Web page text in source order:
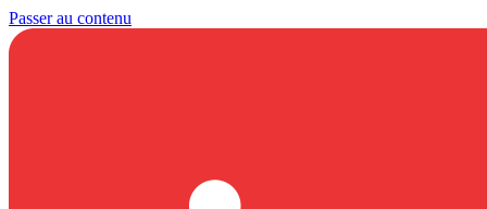
Passer au contenu